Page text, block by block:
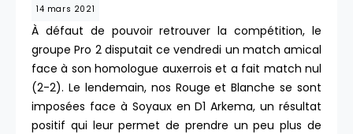
14 mars 2021
À défaut de pouvoir retrouver la compétition, le
groupe Pro 2 disputait ce vendredi un match amical
face à son homologue auxerrois et a fait match nul
(2-2). Le lendemain, nos Rouge et Blanche se sont
imposées face à Soyaux en D1 Arkema, un résultat
positif qui leur permet de prendre un peu plus de